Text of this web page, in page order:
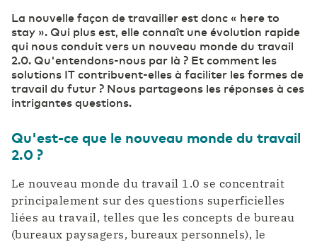
La nouvelle façon de travailler est donc « here to
stay ». Qui plus est, elle connaît une évolution rapide
qui nous conduit vers un nouveau monde du travail
2.0. Qu'entendons-nous par là ? Et comment les
solutions IT contribuent-elles à faciliter les formes de
travail du futur ? Nous partageons les réponses à ces
intrigantes questions.
Qu'est-ce que le nouveau monde du travail
2.0 ?
Le nouveau monde du travail 1.0 se concentrait
principalement sur des questions superficielles
liées au travail, telles que les concepts de bureau
(bureaux paysagers, bureaux personnels), le